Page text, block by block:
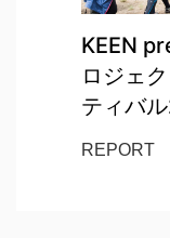
KEEN
ロジェ
ティバ
REPORT